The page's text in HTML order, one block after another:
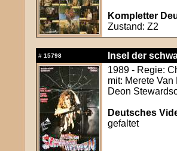
Kompletter
Zustand: Z2
# 15798
Insel der
1989 - Regie:
mit: Merete
Deon
Deutsches
gefaltet